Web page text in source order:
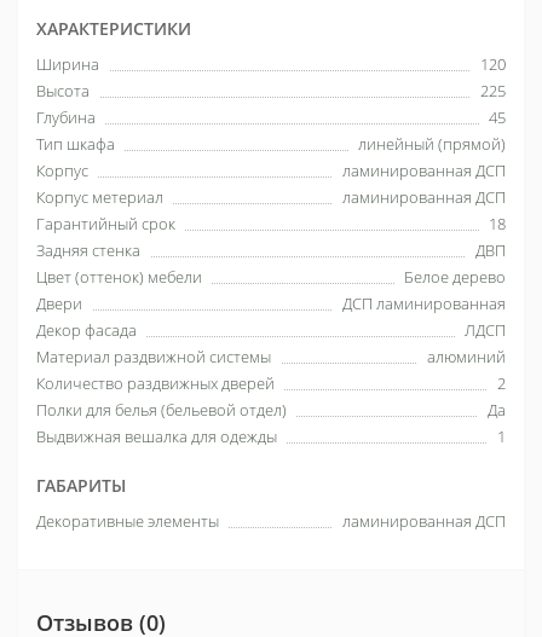
ХАРАКТЕРИСТИКИ
Ширина
120
Высота
225
Глубина
45
Тип шкафа
линейный (прямой)
Корпус
ламинированная ДСП
Корпус метериал
ламинированная ДСП
Гарантийный срок
18
Задняя стенка
ДВП
Цвет (оттенок) мебели
Белое дерево
Двери
ДСП ламинированная
Декор фасада
ЛДСП
Материал раздвижной системы
алюминий
Количество раздвижных дверей
2
Полки для белья (бельевой отдел)
Да
Выдвижная вешалка для одежды
1
ГАБАРИТЫ
Декоративные элементы ламинированная ДСП
Отзывов (0)